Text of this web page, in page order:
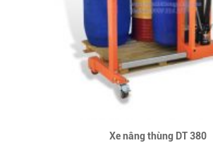
Xe nâng thùng DT 380